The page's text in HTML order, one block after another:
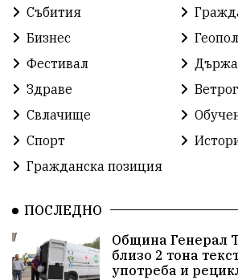
Събития
Бизнес
Фестивал
Здраве
Свлачище
Спорт
Гражданска позиция
ПОСЛЕДНО
Община Генерал
близо 2 тона
употреба и